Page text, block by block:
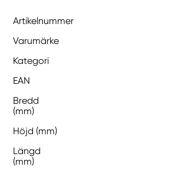
Artikelnummer
Varumärke
Kategori
EAN
Bredd
(mm)
Höjd (mm)
Längd
(mm)